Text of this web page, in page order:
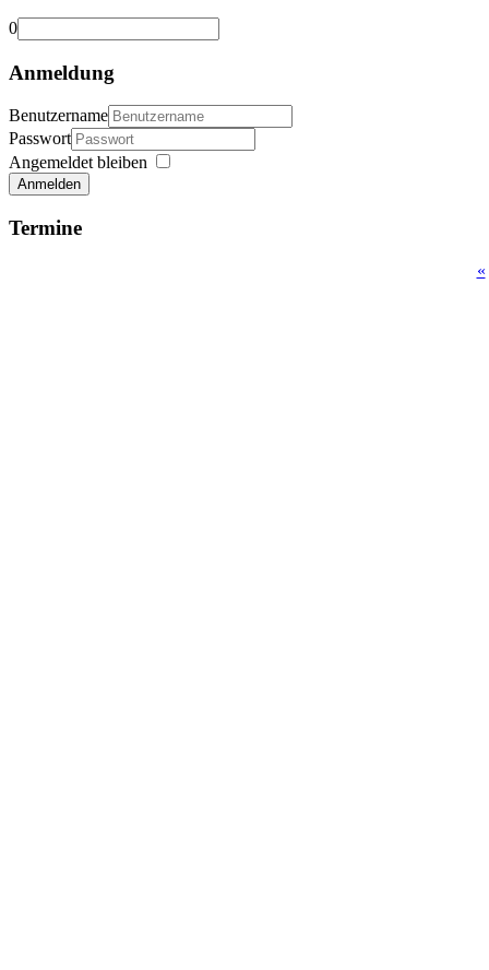
0
Anmeldung
Benutzername
Passwort
Angemeldet bleiben
Anmelden
Termine
«